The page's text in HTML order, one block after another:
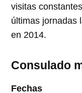
visitas
últimas jornadas
en 2014.
Consulado
Fechas